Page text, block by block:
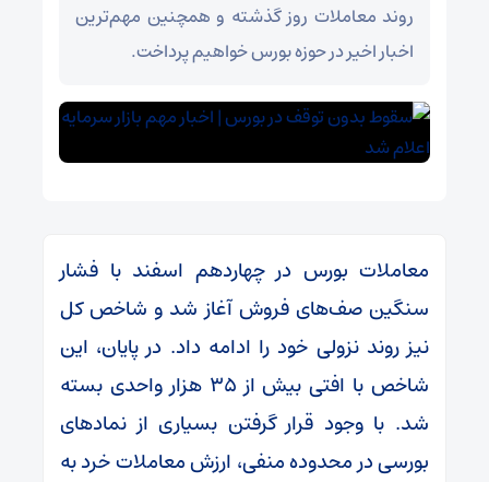
روند معاملات روز گذشته و همچنین مهم‌ترین
اخبار اخیر در حوزه بورس خواهیم پرداخت.
معاملات بورس در چهاردهم اسفند با فشار
سنگین صف‌های فروش آغاز شد و شاخص کل
نیز روند نزولی خود را ادامه داد. در پایان، این
شاخص با افتی بیش از ۳۵ هزار واحدی بسته
شد. با وجود قرار گرفتن بسیاری از نمادهای
بورسی در محدوده منفی، ارزش معاملات خرد به